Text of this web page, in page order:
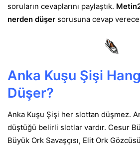
soruların cevaplarını paylaştık.
nerden düşer sorusuna cevap
Anka Kuşu Şişi
Düşer?
Anka Kuşu Şişi her slottan düşmez.
düştüğü belirli slotlar vardır. Cesur
Büyük Ork Savaşçısı, Elit Ork